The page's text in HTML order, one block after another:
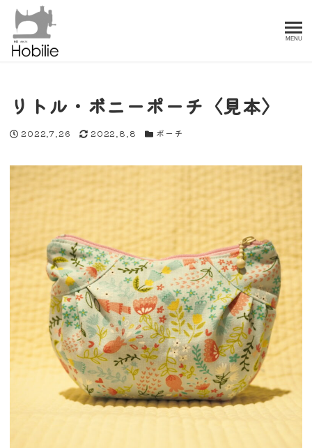
MENU
リトル・ボニーポーチ〈見本〉
投稿日
2022.7.26 更新日
2022.8.8 カテゴリー
ポーチ